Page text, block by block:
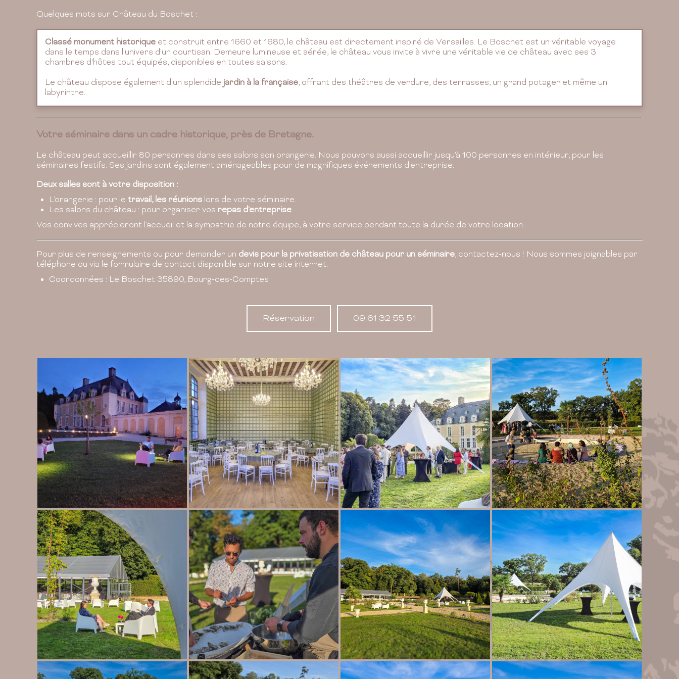
Quelques mots sur Château du Boschet :
Classé monument historique et construit entre 1660 et 1680, le château est directement inspiré de Versailles. Le Boschet est un véritable voyage
dans le temps dans l'univers d'un courtisan. Demeure lumineuse et aérée, le château vous invite à vivre une véritable vie de château avec ses 3
chambres d'hôtes tout équipés, disponibles en toutes saisons.
Le château dispose également d'un splendide jardin à la française, offrant des théâtres de verdure, des terrasses, un grand potager et même un
labyrinthe.
Votre séminaire dans un cadre historique, près de Bretagne.
Le château peut accueillir 80 personnes dans ses salons son orangerie. Nous pouvons aussi accueillir jusqu'à 100 personnes en intérieur, pour les
séminaires festifs. Ses jardins sont également aménageables pour de magnifiques événements d'entreprise.
Deux salles sont à votre disposition :
L'orangerie : pour le travail, les réunions lors de votre séminaire.
Les salons du château : pour organiser vos repas d'entreprise
Vos convives apprécieront l'accueil et la sympathie de notre équipe, à votre service pendant toute la durée de votre location.
Pour plus de renseignements ou pour demander un devis pour la privatisation de château pour un séminaire, contactez-nous ! Nous sommes joignables par
téléphone ou via le formulaire de contact disponible sur notre site internet.
Coordonnées : Le Boschet 35890, Bourg-des-Comptes
Réservation 09 61 32 55 51